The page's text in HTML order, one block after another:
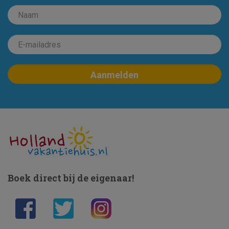
Boek direct bij de eigenaar!